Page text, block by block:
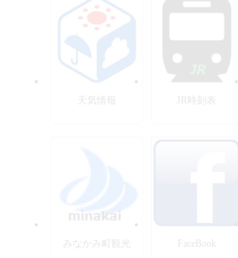
天気情報 JR時刻表
みなかみ町観光 FaceBook